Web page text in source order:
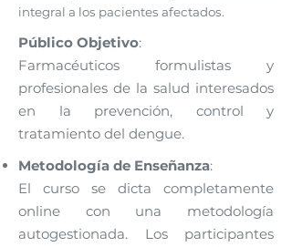
integral a los pacientes afectados.
Público Objetivo:
Farmacéuticos formulistas y
profesionales de la salud interesados
en la prevención, control y
tratamiento del dengue.
Metodología de Enseñanza:
El curso se dicta completamente
online con una metodología
autogestionada. Los participantes